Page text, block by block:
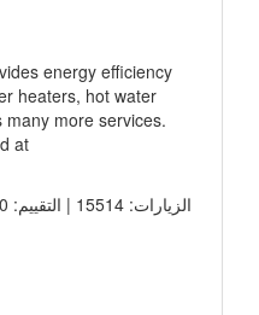
energy efficiency
heaters, hot water
more services.
at
الزيارات: 15514 | التقييم: 0 | المقيّمين: 0 | المدينة